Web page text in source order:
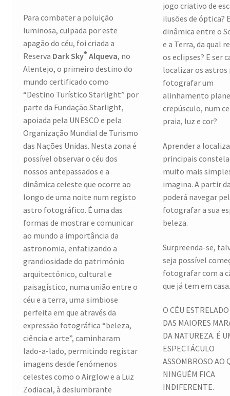
Para combater a poluição
luminosa, culpada por este
apagão do céu, foi criada a
Reserva Dark Sky® Alqueva, no
Alentejo, o primeiro destino do
mundo certificado como
“Destino Turístico Starlight” por
parte da Fundação Starlight,
apoiada pela UNESCO e pela
Organização Mundial de Turismo
das Nações Unidas. Nesta zona é
possível observar o céu dos
nossos antepassados e a
dinâmica celeste que ocorre ao
longo de uma noite num registo
astro fotográfico. É uma das
formas de mostrar e comunicar
ao mundo a importância da
astronomia, enfatizando a
grandiosidade do património
arquitectónico, cultural e
paisagístico, numa união entre o
céu e a terra, uma simbiose
perfeita em que através da
expressão fotográfica “beleza,
ciência e arte”, caminharam
lado-a-lado, permitindo registar
imagens desde fenómenos
celestes como o Airglow e a Luz
Zodiacal, à deslumbrante
jogo criativo de
ilusões de óptica?
dinâmica entre o
e a Terra, da qual
os eclipses? E ser
localizar os astros
fotografar um
alinhamento
crepúsculo, num
praia, luz e cor?
Aprender a
principais
muito mais
imagina. A partir
poderá navegar
fotografar a sua
beleza.
Surpreenda-se,
seja possível
fotografar com a
que já tem em
O CÉU
DAS MAIORES
DA NATUREZA. É
ESPECTÁCULO
ASSOMBROSO AO
NINGUÉM FICA
INDIFERENTE.